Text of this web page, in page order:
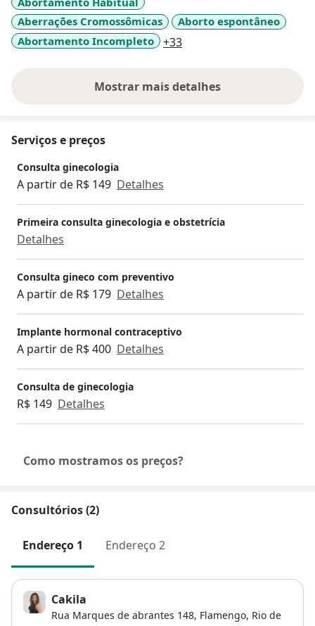
Aberrações Cromossômicas
Aborto espontâneo
Abortamento Incompleto
+33a11y_sr_more_diseases
Mostrar mais detalhes
sobre a experiência
Serviços e preços
Consulta ginecologia
A partir de R$ 149 Detalhes
Primeira consulta ginecologia e obstetrícia
Detalhes
Consulta gineco com preventivo
A partir de R$ 179 Detalhes
Implante hormonal contraceptivo
A partir de R$ 400 Detalhes
Consulta de ginecologia
R$ 149 Detalhes
Como mostramos os preços?
Consultórios (2)
Endereço 1 Endereço 2
Cakila
Rua Marques de abrantes 148, Flamengo, Rio de